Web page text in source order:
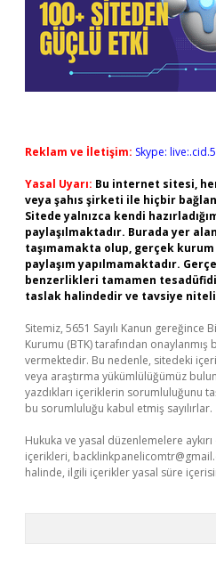
Reklam ve İletişim: Skype:
Yasal Uyarı: Bu internet sitesi,
veya şahıs şirketi ile hiçbir
Sitede yalnızca kendi
paylaşılmaktadır. Burada yer
taşımamakta olup, gerçek
paylaşım yapılmamaktadır.
benzerlikleri tamamen
taslak halindedir ve tavsiye
Sitemiz, 5651 Sayılı Kanun
Kurumu (BTK) tarafından onaylanmış
vermektedir. Bu nedenle, sitedeki
veya araştırma yükümlülüğümüz
yazdıkları içeriklerin sorumluluğunu
bu sorumluluğu kabul etmiş sayılırlar.
Hukuka ve yasal düzenlemelere
içerikleri,
halinde, ilgili içerikler yasal süre